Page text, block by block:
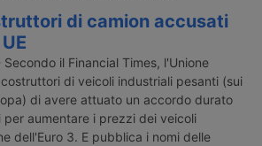
di camion accusati
Secondo il Financial Times, l'Unione
di veicoli industriali pesanti (sui
di avere attuato un accordo durato
aumentare i prezzi dei veicoli
dell'Euro 3. E pubblica i nomi delle